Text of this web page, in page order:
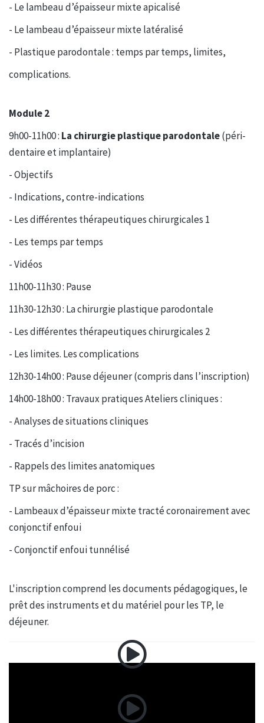
- Le lambeau d’épaisseur mixte apicalisé
- Le lambeau d’épaisseur mixte latéralisé
- Plastique parodontale : temps par temps, limites,
complications.
Module 2
9h00-11h00 : La chirurgie plastique parodontale(péri-
dentaire et implantaire)
- Objectifs
- Indications, contre-indications
- Les différentes thérapeutiques chirurgicales 1
- Les temps par temps
- Vidéos
11h00-11h30 : Pause
11h30-12h30 : La chirurgie plastique parodontale
- Les différentes thérapeutiques chirurgicales 2
- Les limites. Les complications
12h30-14h00 : Pause déjeuner (compris dans l’inscription)
14h00-18h00 : Travaux pratiques Ateliers cliniques :
- Analyses de situations cliniques
- Tracés d’incision
- Rappels des limites anatomiques
TP sur mâchoires de porc :
- Lambeaux d’épaisseur mixte tracté coronairement avec
conjonctif enfoui
- Conjonctif enfoui tunnélisé
L'inscription comprend les documents pédagogiques, le
prêt des instruments et du matériel pour les TP, le
déjeuner.